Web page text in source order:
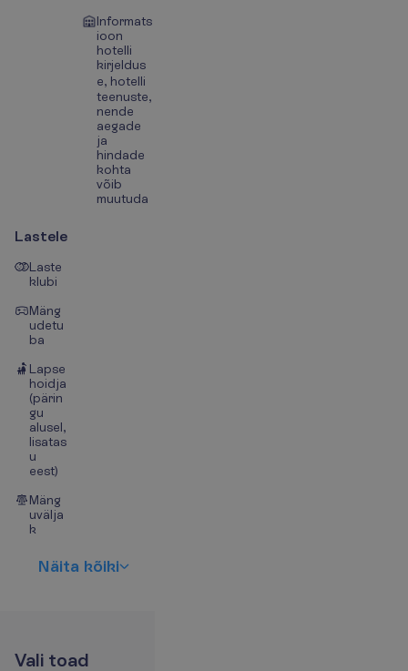
Informats
ioon
hotelli
kirjeldus
e, hotelli
teenuste,
nende
aegade
ja
hindade
kohta
võib
muutuda
Lastele
Laste
klubi
Mäng
udetu
ba
Lapse
hoidja
(pärin
gu
alusel,
lisatas
u
eest)
Mäng
uvälja
k
Näita kõiki
Vali toad